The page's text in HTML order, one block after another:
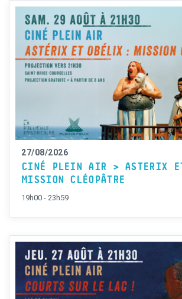
27/08/2026
CINÉ PLEIN AIR > ASTERIX
MISSION CLÉOPÂTRE
19h00 - 23h59